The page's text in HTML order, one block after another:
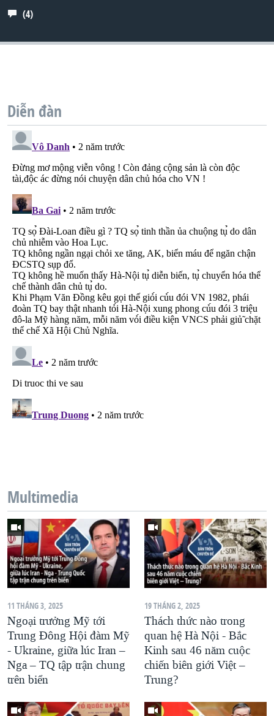
(4)
Diễn đàn
Multimedia
11 THÁNG 3, 2025
Ngoại trưởng Mỹ tới
Trung Đông Hội đàm Mỹ
- Ukraine, giữa lúc Iran –
Nga – TQ tập trận chung
trên biển
19 THÁNG 2, 2025
Thách thức nào trong
quan hệ Hà Nội - Bắc
Kinh sau 46 năm cuộc
chiến biên giới Việt –
Trung?